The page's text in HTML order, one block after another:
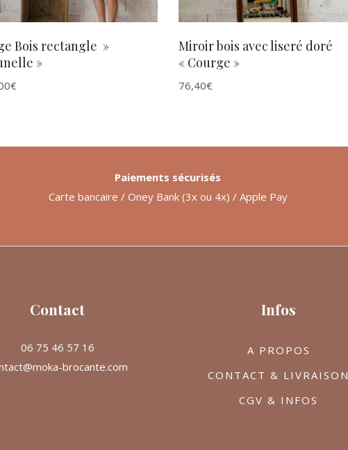
Bois rectangle »
»
€
Miroir bois avec liseré doré
« Courge »
76,40€
Contact
06 75 46 57 16
brocante.com
Infos
A PROPOS
CONTACT & LIVRAISON
CGV & INFOS
Paiements sécurisés
Carte bancaire / Oney Bank (3x ou 4x) / Apple Pay